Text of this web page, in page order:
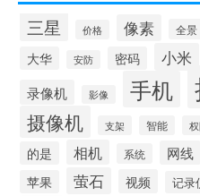
三星 价格 像素 全景
大华 安防 密码 小米
录像机 影像 手机
摄像机 支架 智能
的是 相机 系统 网线
苹果 萤石 视频 记录